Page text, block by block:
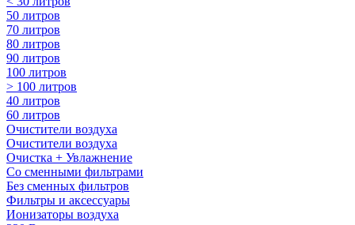
50 литров
70 литров
80 литров
90 литров
100 литров
> 100 литров
40 литров
60 литров
Очистители воздуха
Очистители воздуха
Очистка + Увлажнение
Cо сменными фильтрами
Без сменных фильтров
Фильтры и аксессуары
Ионизаторы воздуха